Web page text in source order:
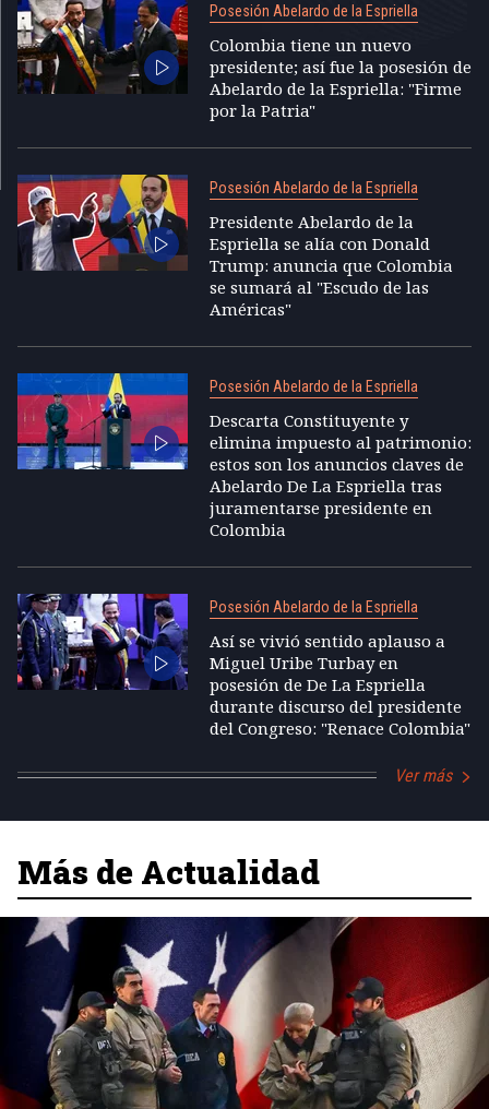
Posesión Abelardo de la Espriella
Colombia tiene un nuevo
presidente; así fue la posesión de
Abelardo de la Espriella: "Firme
por la Patria"
Posesión Abelardo de la Espriella
Presidente Abelardo de la
Espriella se alía con Donald
Trump: anuncia que Colombia
se sumará al "Escudo de las
Américas"
Posesión Abelardo de la Espriella
Descarta Constituyente y
elimina impuesto al patrimonio:
estos son los anuncios claves de
Abelardo De La Espriella tras
juramentarse presidente en
Colombia
Posesión Abelardo de la Espriella
Así se vivió sentido aplauso a
Miguel Uribe Turbay en
posesión de De La Espriella
durante discurso del presidente
del Congreso: "Renace Colombia"
Ver más
Más de Actualidad